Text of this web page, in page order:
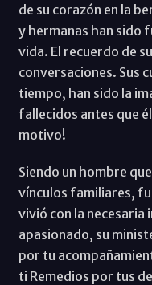
de su corazón en la
y hermanas han sido
vida. El recuerdo de
conversaciones. Sus
tiempo, han sido la
fallecidos antes que
motivo!
Siendo un hombre
vínculos familiares,
vivió con la necesaria
apasionado, su
por tu
ti Remedios por tus